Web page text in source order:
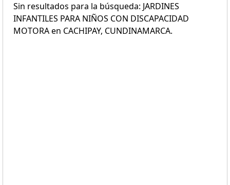
Sin resultados para la búsqueda: JARDINES
INFANTILES PARA NIÑOS CON DISCAPACIDAD
MOTORA en CACHIPAY, CUNDINAMARCA.